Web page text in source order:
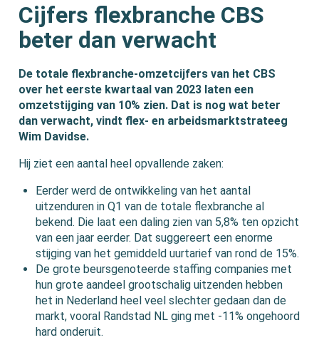
Cijfers flexbranche CBS
beter dan verwacht
De totale flexbranche-omzetcijfers van het CBS
over het eerste kwartaal van 2023 laten een
omzetstijging van 10% zien. Dat is nog wat beter
dan verwacht, vindt flex- en arbeidsmarktstrateeg
Wim Davidse.
Hij ziet een aantal heel opvallende zaken:
Eerder werd de ontwikkeling van het aantal
uitzenduren in Q1 van de totale flexbranche al
bekend. Die laat een daling zien van 5,8% ten opzicht
van een jaar eerder. Dat suggereert een enorme
stijging van het gemiddeld uurtarief van rond de 15%.
De grote beursgenoteerde staffing companies met
hun grote aandeel grootschalig uitzenden hebben
het in Nederland heel veel slechter gedaan dan de
markt, vooral Randstad NL ging met -11% ongehoord
hard onderuit.